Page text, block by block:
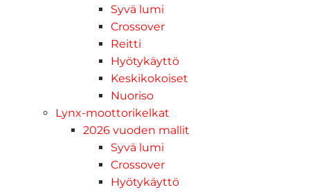
Syvä lumi
Crossover
Reitti
Hyötykäyttö
Keskikokoiset
Nuoriso
Lynx-moottorikelkat
2026 vuoden mallit
Syvä lumi
Crossover
Hyötykäyttö